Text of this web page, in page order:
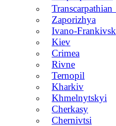
Transcarpathian
Zaporizhya
Ivano-Frankivsk
Kiev
Crimea
Rivne
Ternopil
Kharkiv
Khmelnytskyi
Cherkasy
Chernivtsi